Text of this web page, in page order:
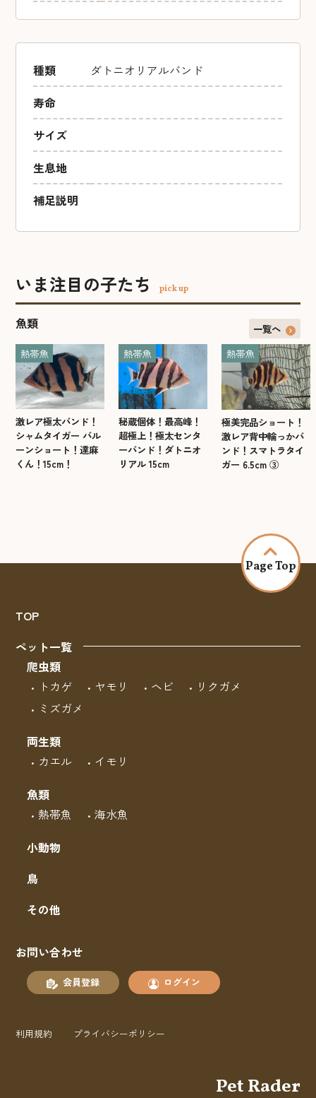
種類
ダトニオリアルバンド
寿命
サイズ
生息地
補足説明
いま注目の子たち pick up
魚類
一覧へ
熱帯魚
激レア極太バンド！
シャムタイガー バル
ーンショート！達麻
くん！15cm！
熱帯魚
秘蔵個体！最高峰！
超極上！極太センタ
ーバンド！ダトニオ
リアル 15cm
熱帯魚
極美完品ショート！
激レア背中輪っかバ
ンド！スマトラタイ
ガー 6.5cm ③
TOP
ペット一覧
爬虫類
トカゲ
ヤモリ ヘビ
リクガメ
ミズガメ
両生類
カエル
イモリ
魚類
熱帯魚
海水魚
小動物
鳥
その他
お問い合わせ
会員登録 ログイン
利用規約 プライバシーポリシー
Page Top
Pet Rader